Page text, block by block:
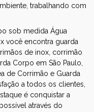
trabalhando com
sob medida Água
você encontra guarda
de inox, corrimão
Corpo em São Paulo,
de Corrimão e Guarda
a todos os clientes,
é conquistar a
através do